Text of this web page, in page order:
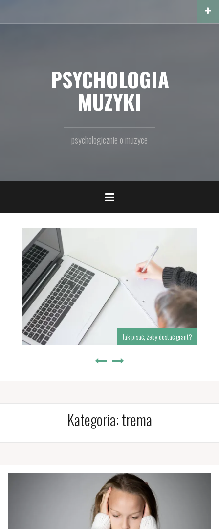
PSYCHOLOGIA
MUZYKI
psychologicznie o muzyce
Jak pisać, żeby dostać grant?
Kategoria:trema